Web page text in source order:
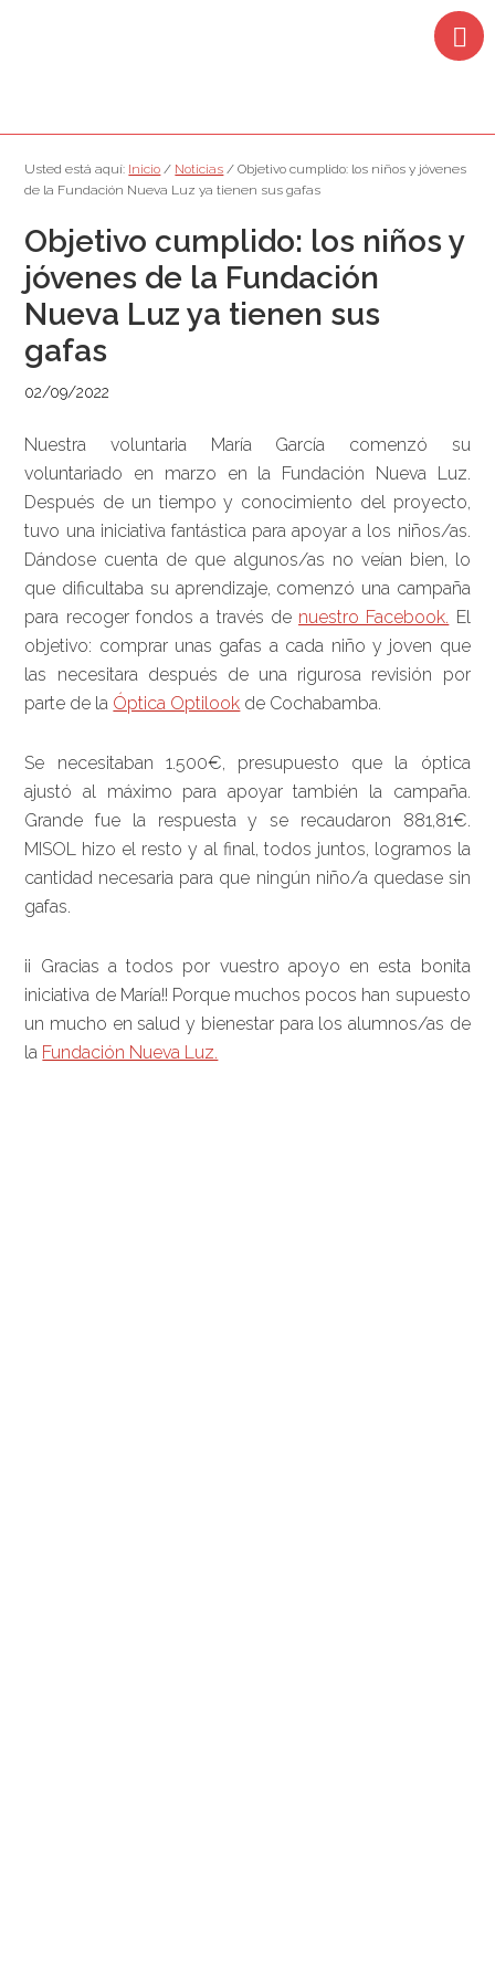
principal
lateral
página
Usted está aquí: Inicio / Noticias / Objetivo cumplido: los niños y jóvenes
de la Fundación Nueva Luz ya tienen sus gafas
Objetivo cumplido: los niños y
jóvenes de la Fundación
Nueva Luz ya tienen sus
gafas
02/09/2022
Nuestra voluntaria María García comenzó su
voluntariado en marzo en la Fundación Nueva Luz.
Después de un tiempo y conocimiento del proyecto,
tuvo una iniciativa fantástica para apoyar a los niños/as.
Dándose cuenta de que algunos/as no veían bien, lo
que dificultaba su aprendizaje, comenzó una campaña
para recoger fondos a través de nuestro Facebook. El
objetivo: comprar unas gafas a cada niño y joven que
las necesitara después de una rigurosa revisión por
parte de la Óptica Optilook de Cochabamba.
Se necesitaban 1.500€, presupuesto que la óptica
ajustó al máximo para apoyar también la campaña.
Grande fue la respuesta y se recaudaron 881,81€.
MISOL hizo el resto y al final, todos juntos, logramos la
cantidad necesaria para que ningún niño/a quedase sin
gafas.
¡¡ Gracias a todos por vuestro apoyo en esta bonita
iniciativa de María!! Porque muchos pocos han supuesto
un mucho en salud y bienestar para los alumnos/as de
la Fundación Nueva Luz.